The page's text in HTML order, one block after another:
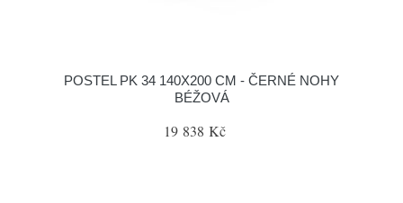
POSTEL PK 34 140X200 CM - ČERNÉ NOHY
BÉŽOVÁ
19 838 Kč